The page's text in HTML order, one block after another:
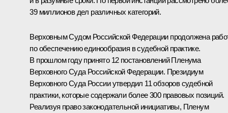
39 миллионов дел различных категорий.
Верховным Судом Российской Федерации продолжена
по обеспечению единообразия в судебной практике.
В прошлом году принято 12 постановлений Пленума
Верховного Суда Российской Федерации. Президиум
Верховного Суда России утвердил 11 обзоров судебной
практики, которые содержали более 300 правовых позиций.
Реализуя право законодательной инициативы, Пленум